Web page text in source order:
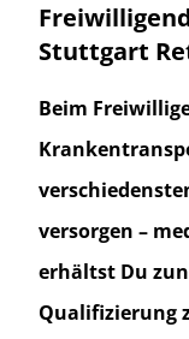
Stuttgart
Beim
versorgen –
erhältst Du
Qualifizierung